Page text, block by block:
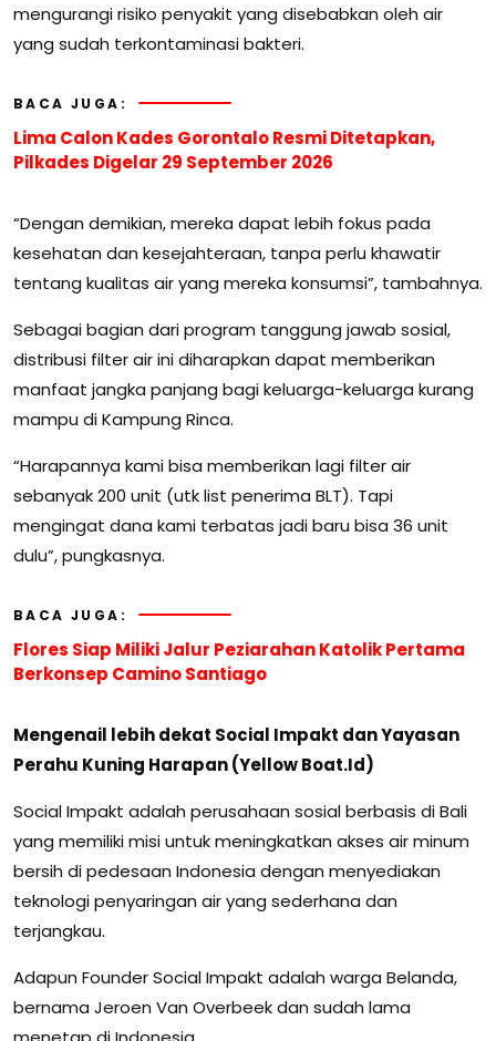
mengurangi risiko penyakit yang disebabkan oleh air
yang sudah terkontaminasi bakteri.
BACA JUGA:
Lima Calon Kades Gorontalo Resmi Ditetapkan,
Pilkades Digelar 29 September 2026
“Dengan demikian, mereka dapat lebih fokus pada
kesehatan dan kesejahteraan, tanpa perlu khawatir
tentang kualitas air yang mereka konsumsi”, tambahnya.
Sebagai bagian dari program tanggung jawab sosial,
distribusi filter air ini diharapkan dapat memberikan
manfaat jangka panjang bagi keluarga-keluarga kurang
mampu di Kampung Rinca.
“Harapannya kami bisa memberikan lagi filter air
sebanyak 200 unit (utk list penerima BLT). Tapi
mengingat dana kami terbatas jadi baru bisa 36 unit
dulu”, pungkasnya.
BACA JUGA:
Flores Siap Miliki Jalur Peziarahan Katolik Pertama
Berkonsep Camino Santiago
Mengenail lebih dekat Social Impakt dan Yayasan
Perahu Kuning Harapan (Yellow Boat.Id)
Social Impakt adalah perusahaan sosial berbasis di Bali
yang memiliki misi untuk meningkatkan akses air minum
bersih di pedesaan Indonesia dengan menyediakan
teknologi penyaringan air yang sederhana dan
terjangkau.
Adapun Founder Social Impakt adalah warga Belanda,
bernama Jeroen Van Overbeek dan sudah lama